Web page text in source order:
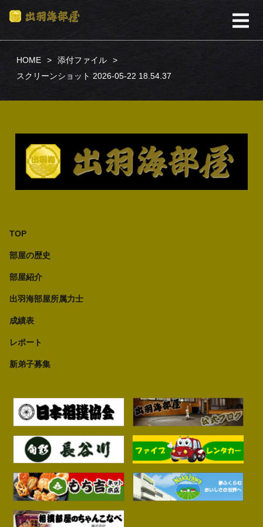
HOME
添付ファイル
スクリーンショット 2026-05-22 18.54.37
TOP
部屋の歴史
部屋紹介
出羽海部屋所属力士
成績表
レポート
新弟子募集